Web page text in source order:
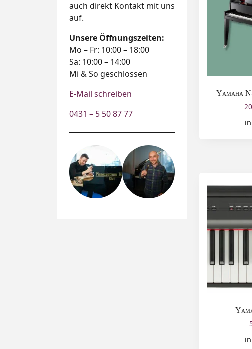
Yamaha
auch direkt Kontakt mit uns
auf.
Unsere Öffnungszeiten:
Mo – Fr: 10:00 – 18:00
Sa: 10:00 – 14:00
Mi & So geschlossen
E-Mail schreiben
0431 – 5 50 87 77